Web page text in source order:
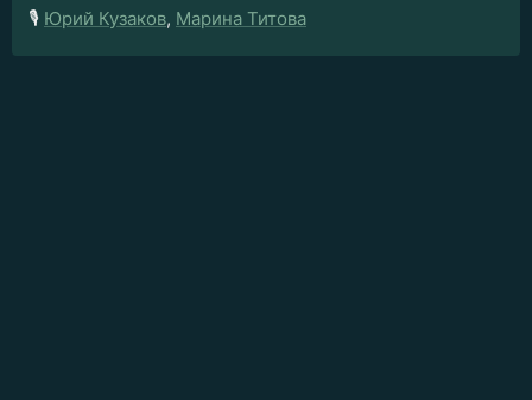
🎙️ Юрий Кузаков, Марина Титова